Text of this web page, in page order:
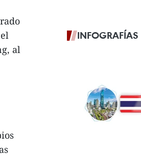
al
INFOGRAFÍAS